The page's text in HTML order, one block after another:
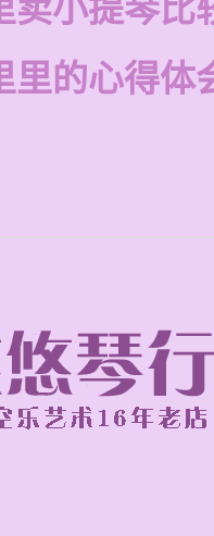
卖小提琴比
里的心得体